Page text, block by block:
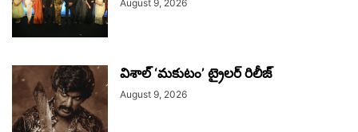
August 9, 2026
విశాల్ ‘మకుటం’ ట్రైలర్ రిలీజ్
August 9, 2026